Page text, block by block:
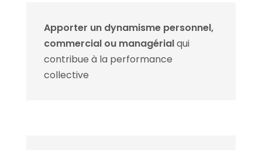
Apporter un dynamisme personnel,
commercial ou managérialqui
contribue à la performance
collective